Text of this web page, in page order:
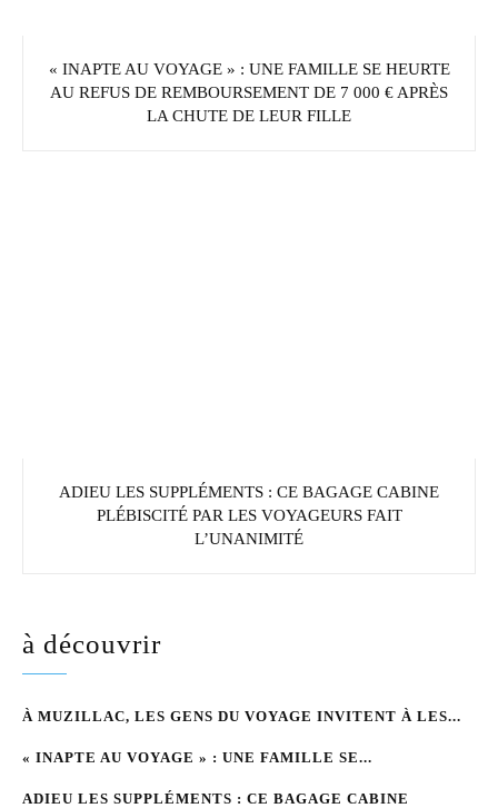
« INAPTE AU VOYAGE » : UNE FAMILLE SE HEURTE
AU REFUS DE REMBOURSEMENT DE 7 000 € APRÈS
LA CHUTE DE LEUR FILLE
ADIEU LES SUPPLÉMENTS : CE BAGAGE CABINE
PLÉBISCITÉ PAR LES VOYAGEURS FAIT
L’UNANIMITÉ
à découvrir
À MUZILLAC, LES GENS DU VOYAGE INVITENT À LES...
« INAPTE AU VOYAGE » : UNE FAMILLE SE...
ADIEU LES SUPPLÉMENTS : CE BAGAGE CABINE